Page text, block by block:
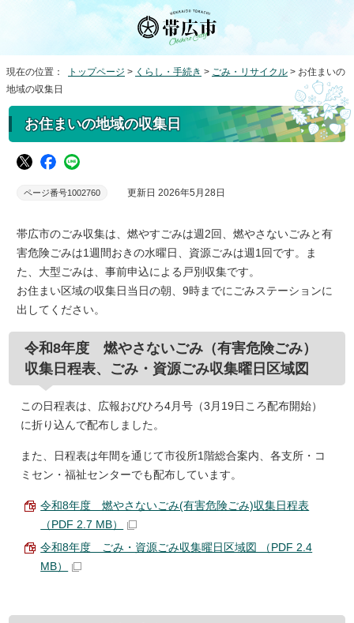
現在の位置： トップページ > くらし・手続き > ごみ・リサイクル > お住まいの
地域の収集日
お住まいの地域の収集日
ページ番号1002760 更新日 2026年5月28日
帯広市のごみ収集は、燃やすごみは週2回、燃やさないごみと有
害危険ごみは1週間おきの水曜日、資源ごみは週1回です。ま
た、大型ごみは、事前申込による戸別収集です。
お住まい区域の収集日当日の朝、9時までにごみステーションに
出してください。
令和8年度 燃やさないごみ（有害危険ごみ）
収集日程表、ごみ・資源ごみ収集曜日区域図
この日程表は、広報おびひろ4月号（3月19日ころ配布開始）
に折り込んで配布しました。
また、日程表は年間を通じて市役所1階総合案内、各支所・コ
ミセン・福祉センターでも配布しています。
令和8年度 燃やさないごみ(有害危険ごみ)収集日程表
（PDF 2.7 MB）
令和8年度 ごみ・資源ごみ収集曜日区域図 （PDF 2.4
MB）